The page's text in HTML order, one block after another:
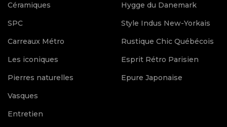
Céramiques
SPC
Carreaux Métro
Les iconiques
Pierres naturelles
Vasques
Entretien
Hygge du Danemark
Style Indus New-Yorkais
Rustique Chic Québécois
Esprit Rétro Parisien
Epure Japonaise